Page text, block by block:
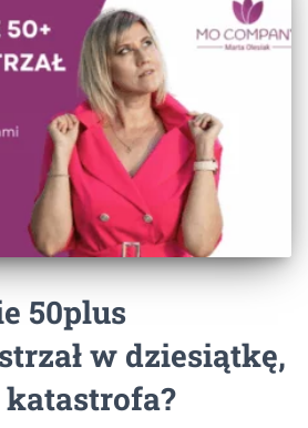
50plus
w dziesiątkę,